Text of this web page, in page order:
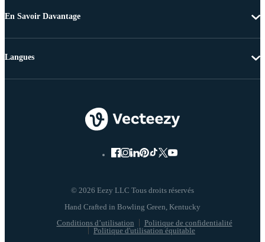
En Savoir Davantage
© 2026 Eezy LLC Tous droits réservés
Conditions d’utilisation
Politique de confidentialité
Politique d'utilisation équitable
Langues